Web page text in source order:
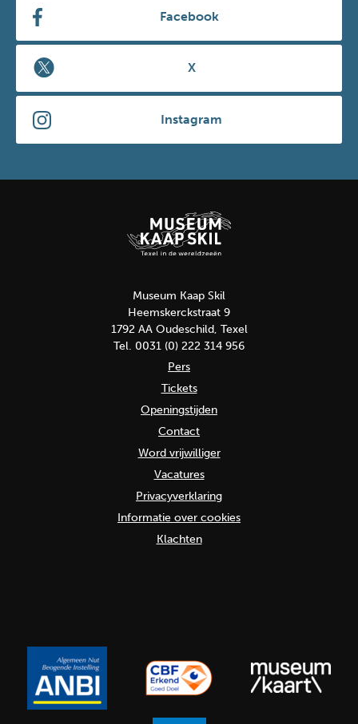
Facebook
X
Instagram
Museum Kaap Skil
Heemskerckstraat 9
1792 AA Oudeschild, Texel
Tel. 0031 (0) 222 314 956
Pers
Tickets
Openingstijden
Contact
Word vrijwilliger
Vacatures
Privacyverklaring
Informatie over cookies
Klachten